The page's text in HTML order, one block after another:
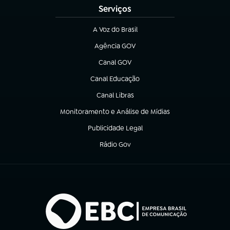
Serviços
A Voz do Brasil
(abre em nova aba)
Agência GOV
(abre em nova aba)
Canal GOV
(abre em nova aba)
Canal Educação
(abre em nova aba)
Canal Libras
(abre em nova aba)
Monitoramento e Análise de Mídias
(abre em nova aba)
Publicidade Legal
(abre em nova aba)
Rádio Gov
(abre em nova aba)